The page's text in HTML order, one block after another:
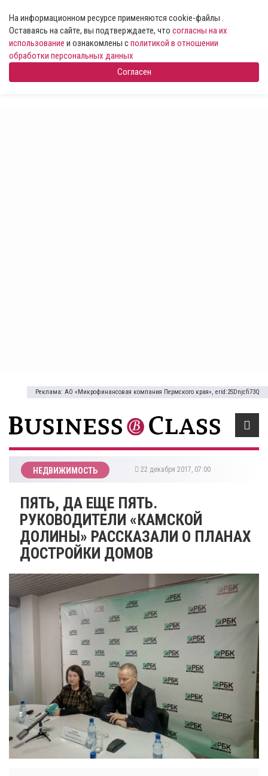
На информационном ресурсе применяются cookie-файлы .
Оставаясь на сайте, вы подтверждаете, что согласны на их
использование и ознакомлены сполитикой в отношении
обработки персональных данных
Согласен
Реклама: АО «Микрофинансовая компания Пермского края», erid:2SDnjcfi73Q
НЕДВИЖИМОСТЬ 22 декабря 2017, 07:00
ПЯТЬ, ДА ЕЩЕ ПЯТЬ.
РУКОВОДИТЕЛИ «КАМСКОЙ
ДОЛИНЫ» РАССКАЗАЛИ О ПЛАНАХ
ДОСТРОЙКИ ДОМОВ